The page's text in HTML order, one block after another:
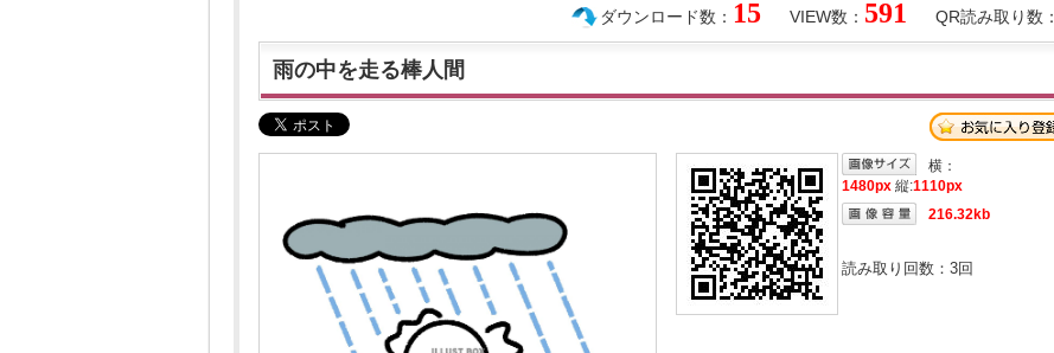
QR読み取り数：
VIEW数： 591
ダウンロード数： 15
雨の中を走る棒人間
横：
1480px 縦:1110px
216.32kb
読み取り回数： 3回